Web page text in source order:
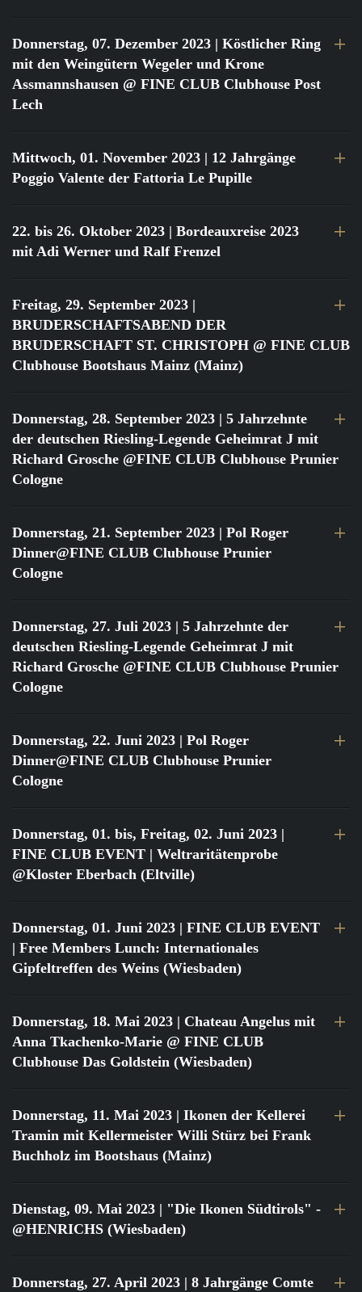
Donnerstag, 07. Dezember 2023 | Köstlicher Ring
mit den Weingütern Wegeler und Krone
Assmannshausen @ FINE CLUB Clubhouse Post
Lech
Mittwoch, 01. November 2023 | 12 Jahrgänge
Poggio Valente der Fattoria Le Pupille
22. bis 26. Oktober 2023 | Bordeauxreise 2023
mit Adi Werner und Ralf Frenzel
Freitag, 29. September 2023 |
BRUDERSCHAFTSABEND DER
BRUDERSCHAFT ST. CHRISTOPH @ FINE CLUB
Clubhouse Bootshaus Mainz (Mainz)
Donnerstag, 28. September 2023 | 5 Jahrzehnte
der deutschen Riesling-Legende Geheimrat J mit
Richard Grosche @FINE CLUB Clubhouse Prunier
Cologne
Donnerstag, 21. September 2023 | Pol Roger
Dinner@FINE CLUB Clubhouse Prunier
Cologne
Donnerstag, 27. Juli 2023 | 5 Jahrzehnte der
deutschen Riesling-Legende Geheimrat J mit
Richard Grosche @FINE CLUB Clubhouse Prunier
Cologne
Donnerstag, 22. Juni 2023 | Pol Roger
Dinner@FINE CLUB Clubhouse Prunier
Cologne
Donnerstag, 01. bis, Freitag, 02. Juni 2023 |
FINE CLUB EVENT | Weltraritätenprobe
@Kloster Eberbach (Eltville)
Donnerstag, 01. Juni 2023 | FINE CLUB EVENT
| Free Members Lunch: Internationales
Gipfeltreffen des Weins (Wiesbaden)
Donnerstag, 18. Mai 2023 | Chateau Angelus mit
Anna Tkachenko-Marie @ FINE CLUB
Clubhouse Das Goldstein (Wiesbaden)
Donnerstag, 11. Mai 2023 | Ikonen der Kellerei
Tramin mit Kellermeister Willi Stürz bei Frank
Buchholz im Bootshaus (Mainz)
Dienstag, 09. Mai 2023 | "Die Ikonen Südtirols" -
@HENRICHS (Wiesbaden)
Donnerstag, 27. April 2023 | 8 Jahrgänge Comte